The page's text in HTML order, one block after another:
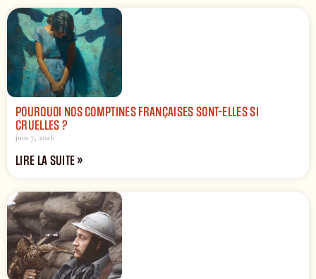
POURQUOI NOS COMPTINES FRANÇAISES SONT-ELLES SI
CRUELLES ?
juin 7, 2026
LIRE LA SUITE »